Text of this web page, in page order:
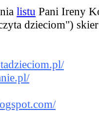
listu Pani Ireny
dzieciom")